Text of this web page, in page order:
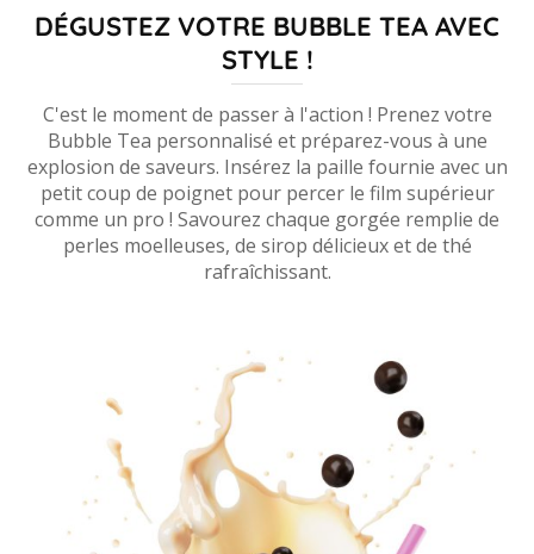
DÉGUSTEZ VOTRE BUBBLE TEA AVEC
STYLE !
C'est le moment de passer à l'action ! Prenez votre
Bubble Tea personnalisé et préparez-vous à une
explosion de saveurs. Insérez la paille fournie avec un
petit coup de poignet pour percer le film supérieur
comme un pro ! Savourez chaque gorgée remplie de
perles moelleuses, de sirop délicieux et de thé
rafraîchissant.